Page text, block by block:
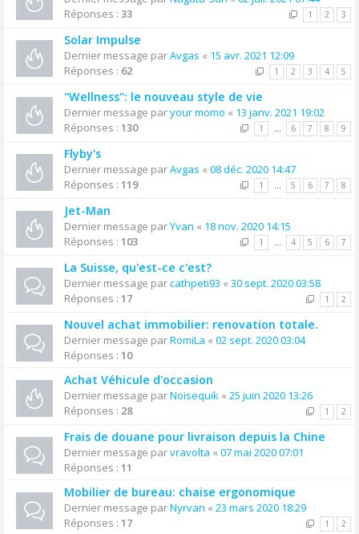
Réponses : 33 1 2 3
Solar Impulse
Dernier message parAvgas « 15 avr. 2021 12:09
Réponses : 62 1 2 3 4 5
"Wellness": le nouveau style de vie
Dernier message paryour momo « 13 janv. 2021 19:02
Réponses : 130 1 … 6 7 8 9
Flyby's
Dernier message parAvgas « 08 déc. 2020 14:47
Réponses : 119 1 … 5 6 7 8
Jet-Man
Dernier message parYvan « 18 nov. 2020 14:15
Réponses : 103 1 … 4 5 6 7
La Suisse, qu'est-ce c'est?
Dernier message parcathpeti93 « 30 sept. 2020 03:58
Réponses : 17 1 2
Nouvel achat immobilier: renovation totale.
Dernier message parRomiLa « 02 sept. 2020 03:04
Réponses : 10
Achat Véhicule d'occasion
Dernier message parNoisequik « 25 juin 2020 13:26
Réponses : 28 1 2
Frais de douane pour livraison depuis la Chine
Dernier message parvravolta « 07 mai 2020 07:01
Réponses : 11
Mobilier de bureau: chaise ergonomique
Dernier message parNyrvan « 23 mars 2020 18:29
Réponses : 17 1 2